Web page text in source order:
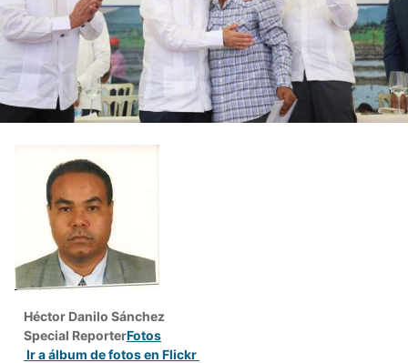
Héctor Danilo Sánchez
Special ReporterFotos
Ir a álbum de fotos en Flickr